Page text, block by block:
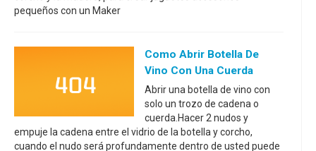
pequeños con un Maker
Como Abrir Botella De
Vino Con Una Cuerda
Abrir una botella de vino con
solo un trozo de cadena o
cuerda.Hacer 2 nudos y
empuje la cadena entre el vidrio de la botella y corcho,
cuando el nudo será profundamente dentro de usted puede